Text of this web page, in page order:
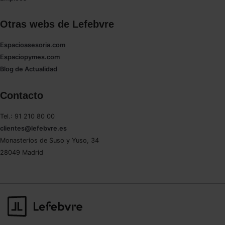
Otras webs de Lefebvre
Espacioasesoria.com
Espaciopymes.com
Blog de Actualidad
Contacto
Tel.: 91 210 80 00
clientes@lefebvre.es
Monasterios de Suso y Yuso, 34
28049 Madrid